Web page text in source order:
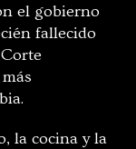
el gobierno
fallecido
la cocina y la